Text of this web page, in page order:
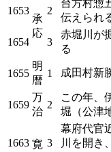
1653
承
応
2
台方村惣
伝えられ
1654 3
赤堀川が
る
1655
明
暦
1 成田村新
1659
万
治
2
この年、
堀（公津
1663 寛 3
幕府代官
川を開き